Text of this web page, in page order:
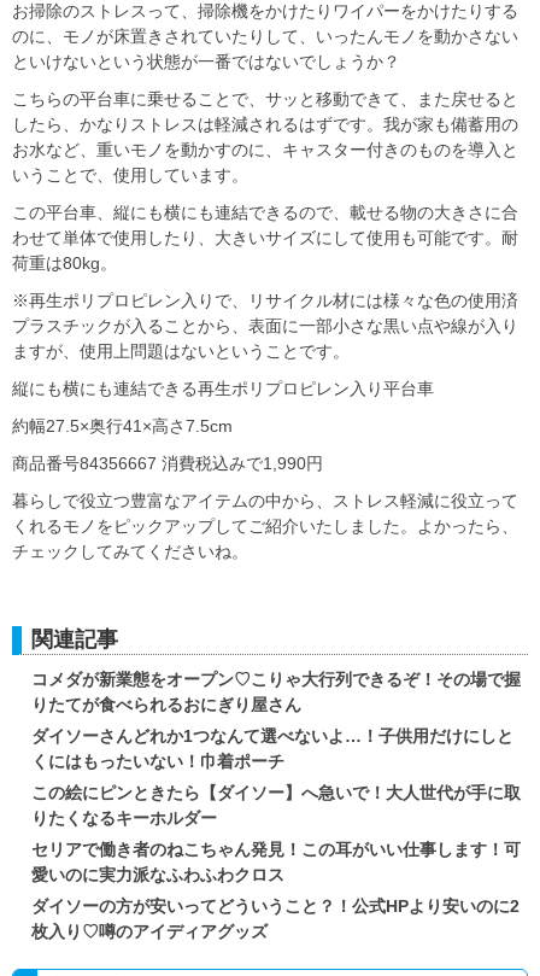
お掃除のストレスって、掃除機をかけたりワイパーをかけたりする
のに、モノが床置きされていたりして、いったんモノを動かさない
といけないという状態が一番ではないでしょうか？
こちらの平台車に乗せることで、サッと移動できて、また戻せると
したら、かなりストレスは軽減されるはずです。我が家も備蓄用の
お水など、重いモノを動かすのに、キャスター付きのものを導入と
いうことで、使用しています。
この平台車、縦にも横にも連結できるので、載せる物の大きさに合
わせて単体で使用したり、大きいサイズにして使用も可能です。耐
荷重は80kg。
※再生ポリプロピレン入りで、リサイクル材には様々な色の使用済
プラスチックが入ることから、表面に一部小さな黒い点や線が入り
ますが、使用上問題はないということです。
縦にも横にも連結できる再生ポリプロピレン入り平台車
約幅27.5×奥行41×高さ7.5cm
商品番号84356667 消費税込みで1,990円
暮らしで役立つ豊富なアイテムの中から、ストレス軽減に役立って
くれるモノをピックアップしてご紹介いたしました。よかったら、
チェックしてみてくださいね。
関連記事
コメダが新業態をオープン♡こりゃ大行列できるぞ！その場で握
りたてが食べられるおにぎり屋さん
ダイソーさんどれか1つなんて選べないよ…！子供用だけにしと
くにはもったいない！巾着ポーチ
この絵にピンときたら【ダイソー】へ急いで！大人世代が手に取
りたくなるキーホルダー
セリアで働き者のねこちゃん発見！この耳がいい仕事します！可
愛いのに実力派なふわふわクロス
ダイソーの方が安いってどういうこと？！公式HPより安いのに2
枚入り♡噂のアイディアグッズ